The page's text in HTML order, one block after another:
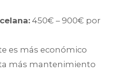
450€ – 900€ por
es más económico
más mantenimiento